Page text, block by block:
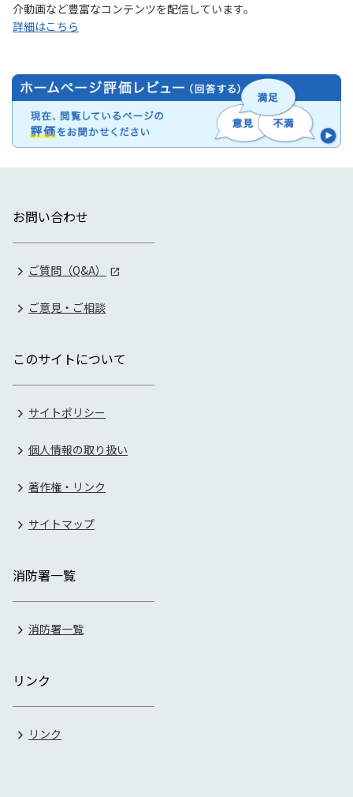
介動画など豊富なコンテンツを配信しています。
詳細はこちら
お問い合わせ
ご質問（Q&A）
ご意見・ご相談
このサイトについて
サイトポリシー
個人情報の取り扱い
著作権・リンク
サイトマップ
消防署一覧
消防署一覧
リンク
リンク